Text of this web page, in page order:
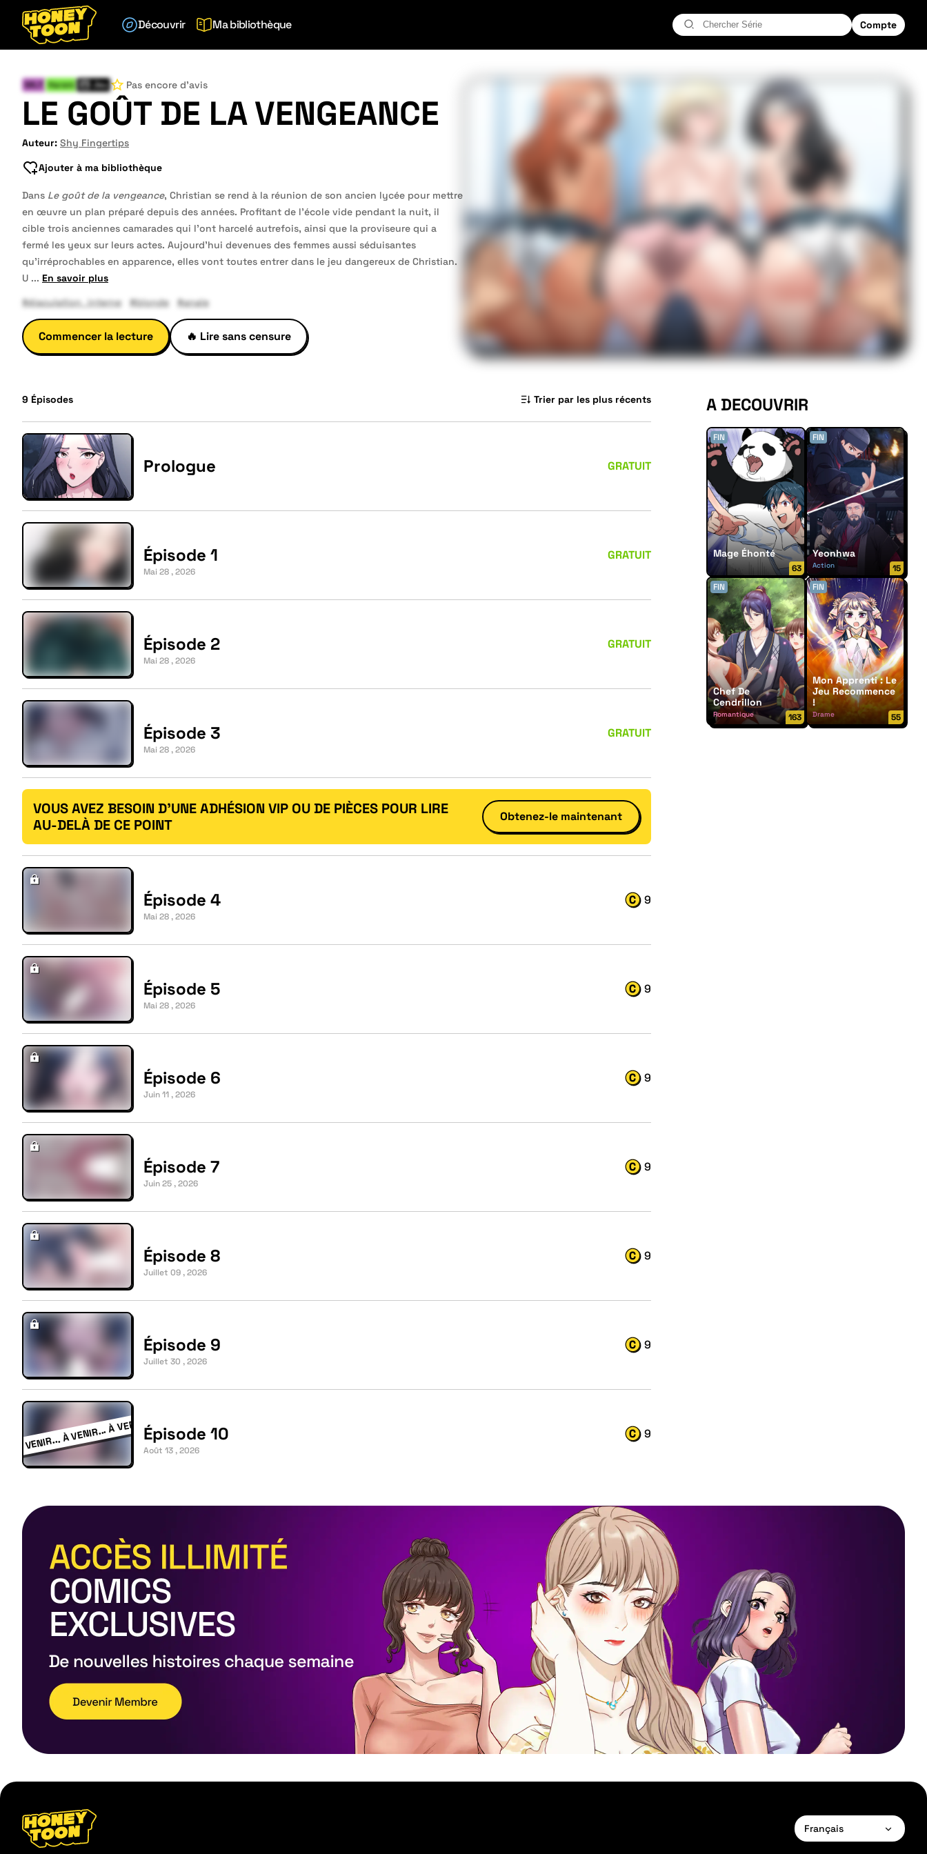
Compte
Découvrir Ma bibliothèque
MILF Harem Jeu Pas encore d'avis
LE GOÛT DE LA VENGEANCE
Auteur: Shy Fingertips
Ajouter à ma bibliothèque
Dans Le goût de la vengeance, Christian se rend à la réunion de son ancien lycée pour mettre
en œuvre un plan préparé depuis des années. Profitant de l’école vide pendant la nuit, il
cible trois anciennes camarades qui l’ont harcelé autrefois, ainsi que la proviseure qui a
fermé les yeux sur leurs actes. Aujourd’hui devenues des femmes aussi séduisantes
qu’irréprochables en apparence, elles vont toutes entrer dans le jeu dangereux de Christian.
U ... En savoir plus
#éjaculation_interne
#blonde #anale
Commencer la lecture 🔥 Lire sans censure
9 Épisodes Trier par les plus récents
Prologue GRATUIT
Épisode 1
Mai 28 , 2026
GRATUIT
Épisode 2
Mai 28 , 2026
GRATUIT
Épisode 3
Mai 28 , 2026
GRATUIT
VOUS AVEZ BESOIN D'UNE ADHÉSION VIP OU DE PIÈCES POUR LIRE
AU-DELÀ DE CE POINT
Obtenez-le maintenant
Épisode 4
Mai 28 , 2026
9
Épisode 5
Mai 28 , 2026
9
Épisode 6
Juin 11 , 2026
9
Épisode 7
Juin 25 , 2026
9
Épisode 8
Juillet 09 , 2026
9
Épisode 9
Juillet 30 , 2026
9
Épisode 10
Août 13 , 2026
9
A DECOUVRIR
FIN
Mage Éhonté
63
FIN
Yeonhwa
Action
15
FIN
Chef De
Cendrillon
Romantique 163
FIN
Mon Apprenti : Le
Jeu Recommence
!
Drame 55
Français